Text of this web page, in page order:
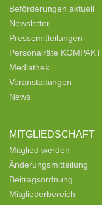
Beförderungen aktuell
Newsletter
Pressemitteilungen
Personalräte KOMPAKT
Mediathek
Veranstaltungen
News
MITGLIEDSCHAFT
Mitglied werden
Änderungsmitteilung
Beitragsordnung
Mitgliederbereich